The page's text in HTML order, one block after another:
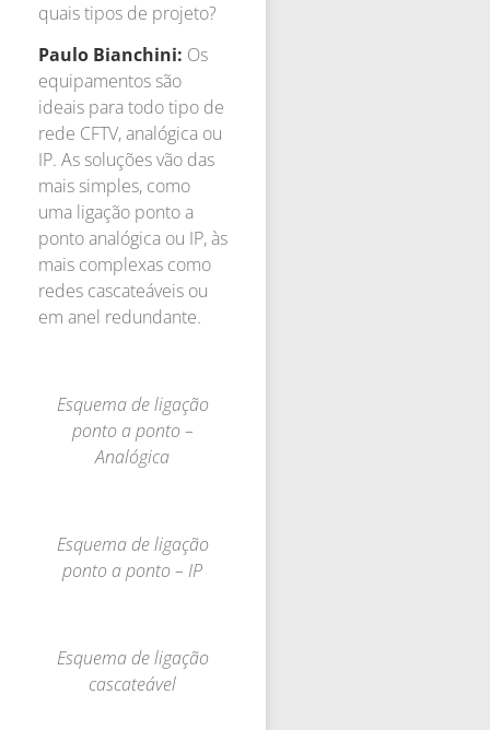
quais tipos de projeto?
Paulo Bianchini: Os
equipamentos são
ideais para todo tipo de
rede CFTV, analógica ou
IP. As soluções vão das
mais simples, como
uma ligação ponto a
ponto analógica ou IP, às
mais complexas como
redes cascateáveis ou
em anel redundante.
Esquema de ligação
ponto a ponto –
Analógica
Esquema de ligação
ponto a ponto – IP
Esquema de ligação
cascateável